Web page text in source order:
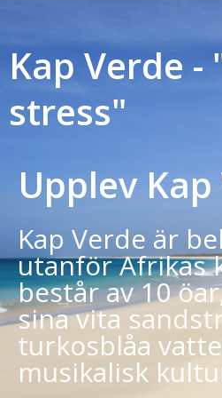
Kap Verde -
stress"
Upplev
Kap Verde är
utanför Afrikas
består av 10
sina vita
turkosblåa
musikalisk